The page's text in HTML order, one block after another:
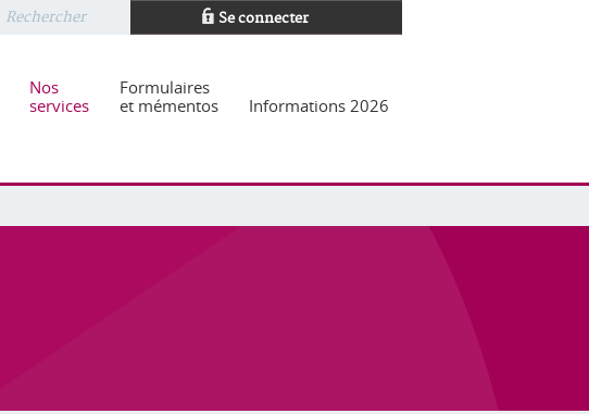
Se connecter
Nos
services
Formulaires
et mémentos
Informations 2026